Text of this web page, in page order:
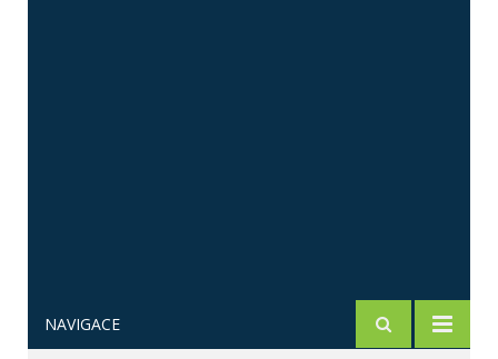
NAVIGACE